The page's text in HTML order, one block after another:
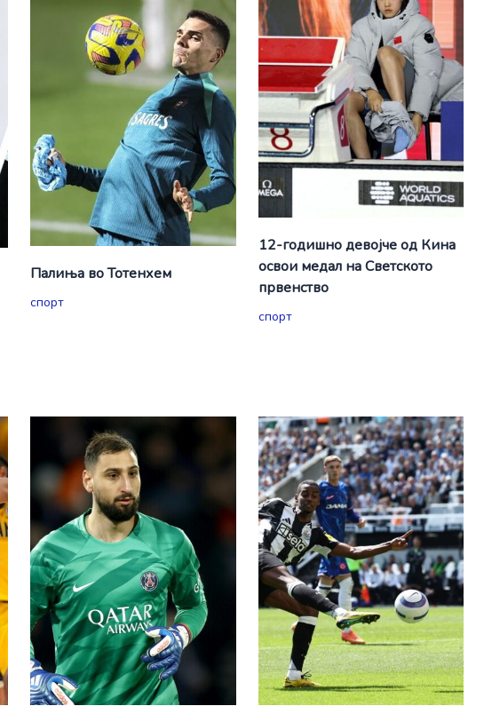
Палиња во Тотенхем
спорт
12-годишно девојче од Кина
освои медал на Светското
првенство
спорт